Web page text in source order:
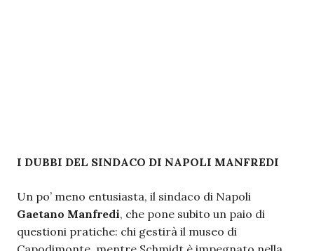
I DUBBI DEL SINDACO DI NAPOLI MANFREDI
Un po’ meno entusiasta, il sindaco di Napoli
Gaetano Manfredi, che pone subito un paio di
questioni pratiche: chi gestirà il museo di